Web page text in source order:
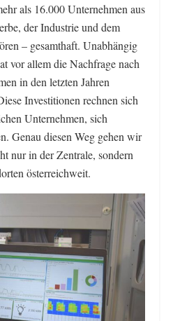
als 16.000 Unternehmen aus
der Industrie und dem
– gesamthaft. Unabhängig
vor allem die Nachfrage nach
in den letzten Jahren
Investitionen rechnen sich
Unternehmen, sich
Genau diesen Weg gehen wir
nur in der Zentrale, sondern
österreichweit.